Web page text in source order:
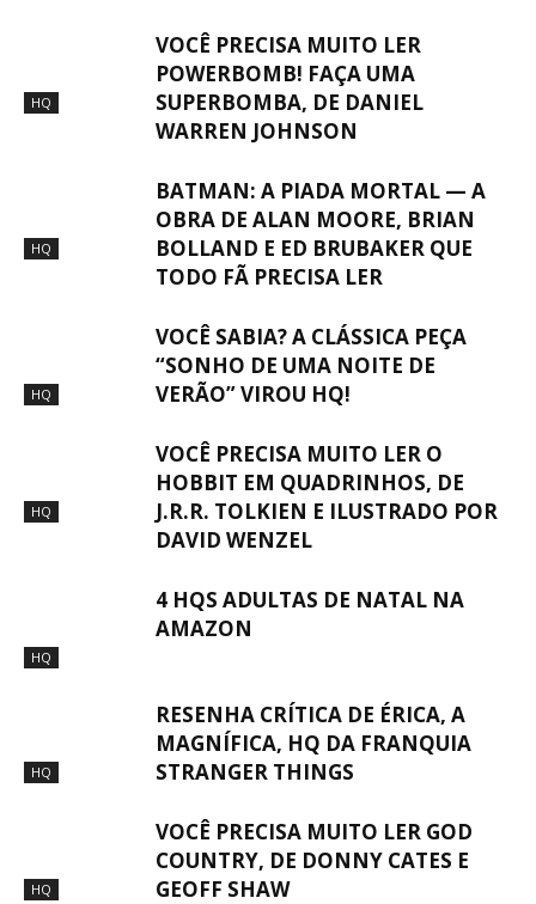
HQ
VOCÊ PRECISA MUITO LER
POWERBOMB! FAÇA UMA
SUPERBOMBA, DE DANIEL
WARREN JOHNSON
HQ
BATMAN: A PIADA MORTAL — A
OBRA DE ALAN MOORE, BRIAN
BOLLAND E ED BRUBAKER QUE
TODO FÃ PRECISA LER
HQ
VOCÊ SABIA? A CLÁSSICA PEÇA
“SONHO DE UMA NOITE DE
VERÃO” VIROU HQ!
HQ
VOCÊ PRECISA MUITO LER O
HOBBIT EM QUADRINHOS, DE
J.R.R. TOLKIEN E ILUSTRADO POR
DAVID WENZEL
HQ
4 HQS ADULTAS DE NATAL NA
AMAZON
HQ
RESENHA CRÍTICA DE ÉRICA, A
MAGNÍFICA, HQ DA FRANQUIA
STRANGER THINGS
HQ
VOCÊ PRECISA MUITO LER GOD
COUNTRY, DE DONNY CATES E
GEOFF SHAW